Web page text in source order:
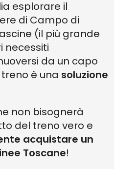
esplorare il
di Campo di
(il più grande
necessiti
da un capo
è una soluzione
non bisognerà
del treno vero e
acquistare un
Toscane!